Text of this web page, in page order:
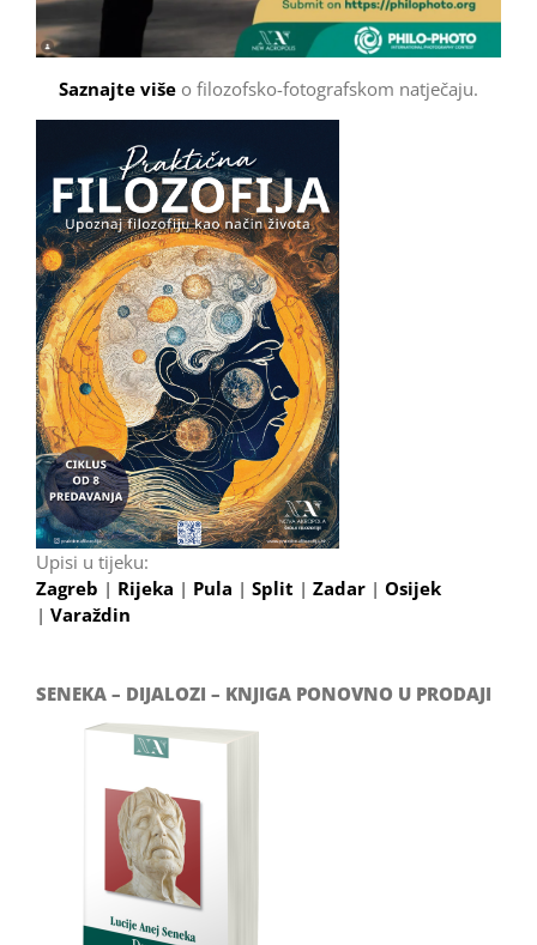
Saznajte više o filozofsko-fotografskom natječaju.
Upisi u tijeku:
Zagreb | Rijeka | Pula | Split | Zadar | Osijek
| Varaždin
SENEKA – DIJALOZI – KNJIGA PONOVNO U PRODAJI